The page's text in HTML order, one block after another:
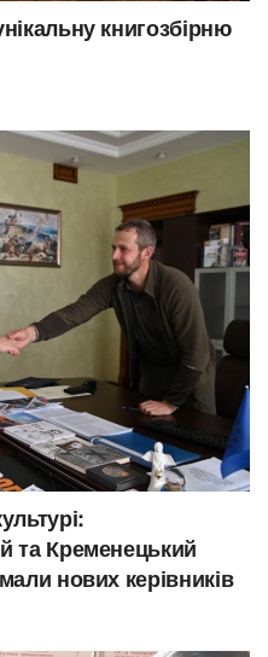
книгозбірню
та Кременецький
нових керівників